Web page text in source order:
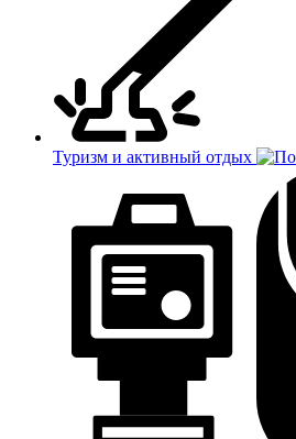
Туризм и активный отдых